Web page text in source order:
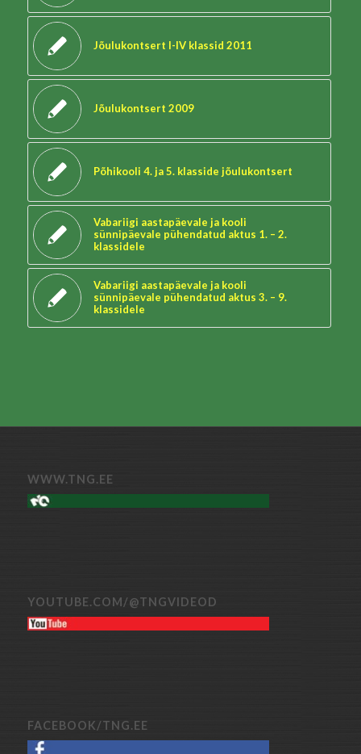
Jõulukontsert I-IV klassid 2011
Jõulukontsert 2009
Põhikooli 4. ja 5. klasside jõulukontsert
Vabariigi aastapäevale ja kooli
sünnipäevale pühendatud aktus 1. – 2.
klassidele
Vabariigi aastapäevale ja kooli
sünnipäevale pühendatud aktus 3. – 9.
klassidele
WWW.TNG.EE
YOUTUBE.COM/@TNGVIDEOD
FACEBOOK/TNG.EE